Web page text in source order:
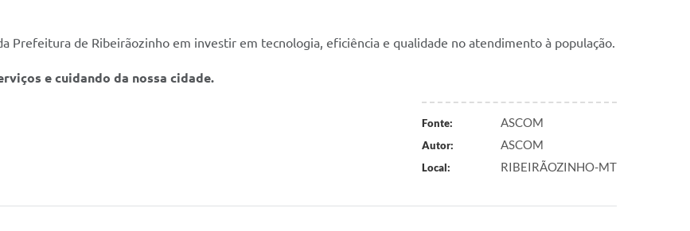
Prefeitura de Ribeirãozinho em investir em tecnologia, eficiência e qualidade no atendimento à população.
e cuidando da nossa cidade.
Fonte: ASCOM
Autor: ASCOM
Local: RIBEIRÃOZINHO-MT